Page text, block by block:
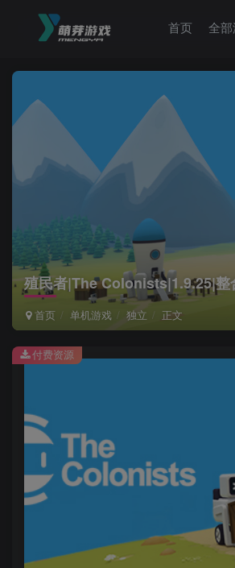
首页 全
殖民者|The Colonists|1.9.25|整
首页 单机游戏 独立 正文
付费资源